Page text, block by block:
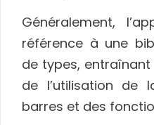
Généralement,
référence à une
de types, entraînant
de l’utilisation
barres et des